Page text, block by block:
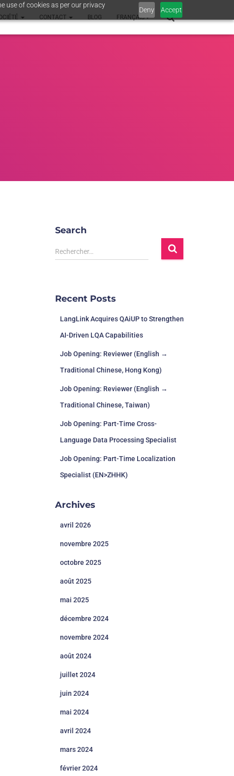
use of cookies as per our privacy
Deny Accept
CONTACT BLOG FRANÇAIS
Search
Rechercher…
Recent Posts
LangLink Acquires QAiUP to Strengthen
AI-Driven LQA Capabilities
Job Opening: Reviewer (English →
Traditional Chinese, Hong Kong)
Job Opening: Reviewer (English →
Traditional Chinese, Taiwan)
Job Opening: Part-Time Cross-
Language Data Processing Specialist
Job Opening: Part-Time Localization
Specialist (EN>ZHHK)
Archives
avril 2026
novembre 2025
octobre 2025
août 2025
mai 2025
décembre 2024
novembre 2024
août 2024
juillet 2024
juin 2024
mai 2024
avril 2024
mars 2024
février 2024